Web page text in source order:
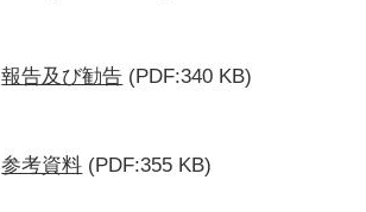
報告及び勧告 (PDF:340 KB)
参考資料 (PDF:355 KB)